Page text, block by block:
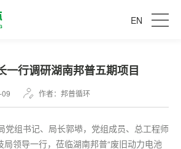
EN
一行调研湖南邦普五期项目
作者：邦普循环
党组书记、局长郭塨，党组成员、总工程师
领导一行，莅临湖南邦普“废旧动力电池